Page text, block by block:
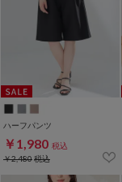
ハーフパンツ
￥1,980 税込
￥2,480税込